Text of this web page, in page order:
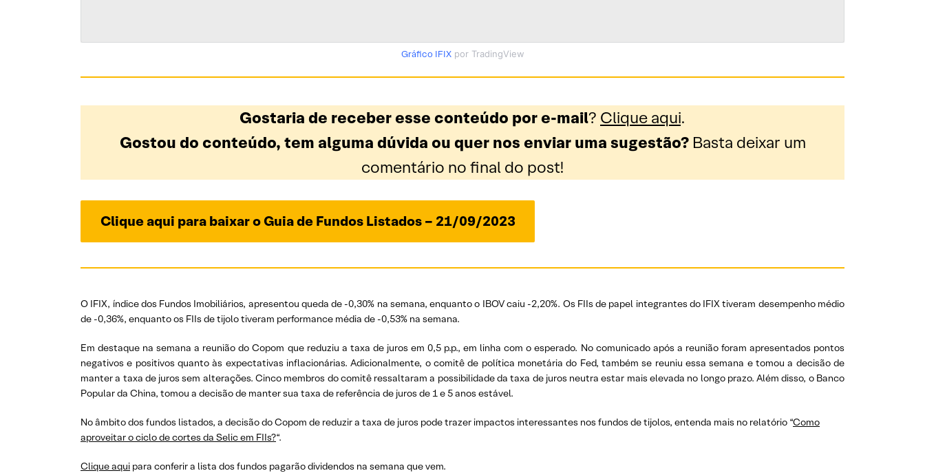
Gráfico IFIXpor TradingView
Gostaria de receber esse conteúdo por e-mail? Clique aqui.
Gostou do conteúdo, tem alguma dúvida ou quer nos enviar uma sugestão?Basta deixar um
comentário no final do post!
Clique aqui para baixar o Guia de Fundos Listados – 21/09/2023
O IFIX, índice dos Fundos Imobiliários, apresentou queda de -0,30% na semana, enquanto o IBOV caiu -2,20%. Os FIIs de papel integrantes do IFIX tiveram desempenho médio
de -0,36%, enquanto os FIIs de tijolo tiveram performance média de -0,53% na semana.
Em destaque na semana a reunião do Copom que reduziu a taxa de juros em 0,5 p.p., em linha com o esperado. No comunicado após a reunião foram apresentados pontos
negativos e positivos quanto às expectativas inflacionárias. Adicionalmente, o comitê de política monetária do Fed, também se reuniu essa semana e tomou a decisão de
manter a taxa de juros sem alterações. Cinco membros do comitê ressaltaram a possibilidade da taxa de juros neutra estar mais elevada no longo prazo. Além disso, o Banco
Popular da China, tomou a decisão de manter sua taxa de referência de juros de 1 e 5 anos estável.
No âmbito dos fundos listados, a decisão do Copom de reduzir a taxa de juros pode trazer impactos interessantes nos fundos de tijolos, entenda mais no relatório “Como
aproveitar o ciclo de cortes da Selic em FIIs?“.
Clique aqui para conferir a lista dos fundos pagarão dividendos na semana que vem.